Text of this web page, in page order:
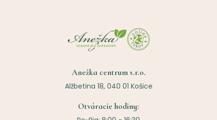
Anežka centrum s.r.o.
Alžbetina 18, 040 01 Košice
Otváracie hodiny: